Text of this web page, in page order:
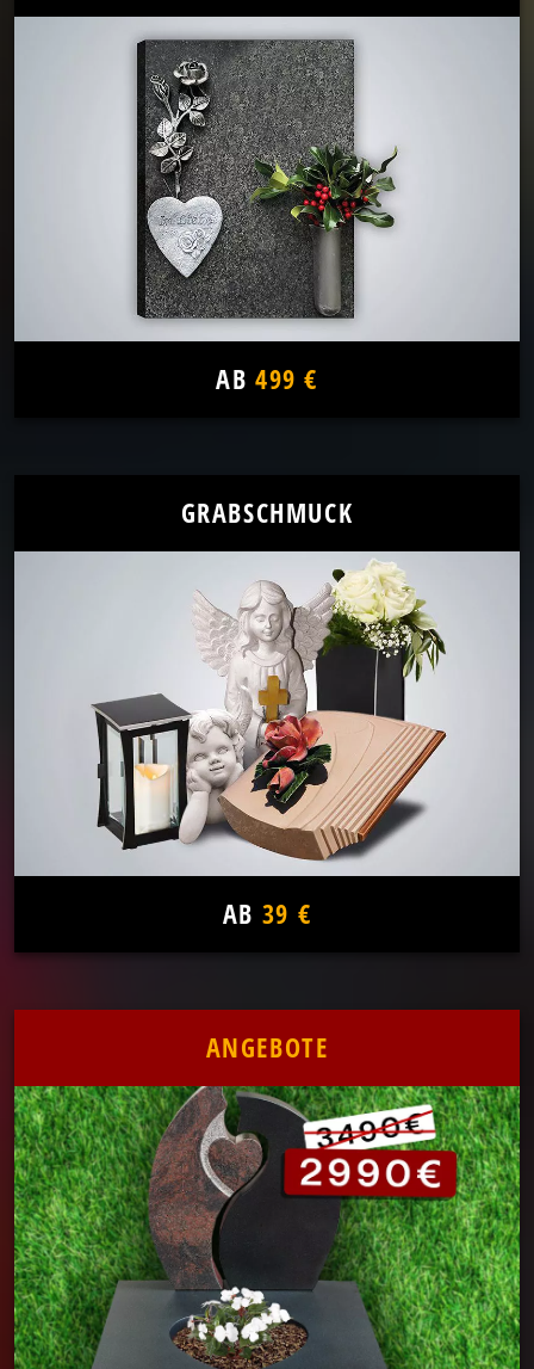
AB 499 €
GRABSCHMUCK
AB 39 €
ANGEBOTE